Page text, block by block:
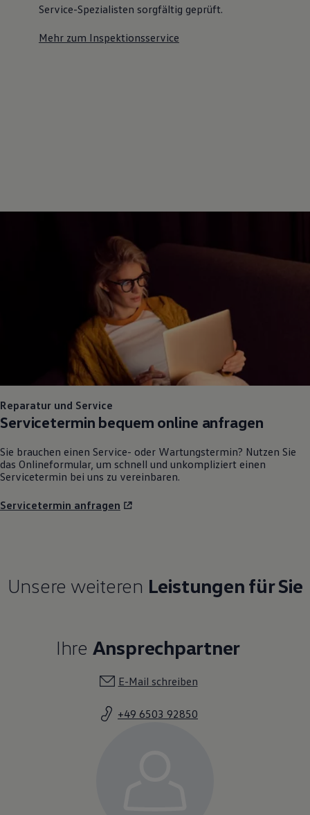
Service-Spezialisten sorgfältig geprüft.
Mehr zum Inspektionsservice
Reparatur und Service
Servicetermin bequem online anfragen
Sie brauchen einen Service- oder Wartungstermin? Nutzen Sie
das Onlineformular, um schnell und unkompliziert einen
Servicetermin bei uns zu vereinbaren.
Servicetermin anfragen
Unsere weiteren Leistungen für Sie
Ihre Ansprechpartner
E-Mail schreiben
+49 6503 92850